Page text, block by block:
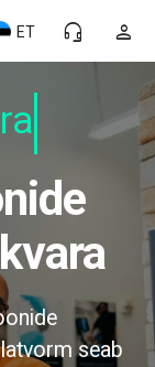
person
headset_mic
ET
seab